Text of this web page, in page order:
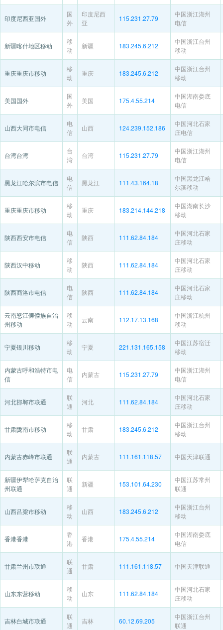
印度尼西亚国外
国
外
印度尼西
亚
115.231.27.79
中国浙江湖州
电信
新疆喀什地区移动
移
动
新疆 183.245.6.212
中国浙江台州
移动
重庆重庆市移动
移
动
重庆 183.245.6.212
中国浙江台州
移动
美国国外
国
外
美国 175.4.55.214
中国湖南娄底
电信
山西大同市电信
电
信
山西 124.239.152.186
中国河北石家
庄电信
台湾台湾
台
湾
台湾 115.231.27.79
中国浙江湖州
电信
黑龙江哈尔滨市电信
电
信
黑龙江 111.43.164.18
中国黑龙江哈
尔滨移动
重庆重庆市移动
移
动
重庆 183.214.144.218
中国湖南长沙
移动
陕西西安市电信
电
信
陕西 111.62.84.184
中国河北石家
庄移动
陕西汉中移动
移
动
陕西 111.62.84.184
中国河北石家
庄移动
陕西商洛市电信
电
信
陕西 111.62.84.184
中国河北石家
庄移动
云南怒江傈僳族自治
州移动
移
动
云南 112.17.13.168
中国浙江杭州
移动
宁夏银川移动
移
动
宁夏 221.131.165.158
中国江苏宿迁
移动
内蒙古呼和浩特市电
信
电
信
内蒙古 115.231.27.79
中国浙江湖州
电信
河北邯郸市联通
联
通
河北 111.62.84.184
中国河北石家
庄移动
甘肃陇南市移动
移
动
甘肃 183.245.6.212
中国浙江台州
移动
内蒙古赤峰市联通
联
通
内蒙古 111.161.118.57 中国天津联通
新疆伊犁哈萨克自治
州联通
联
通
新疆 153.101.64.230
中国江苏常州
联通
山西吕梁市移动
移
动
山西 183.245.6.212
中国浙江台州
移动
香港香港
香
港
香港 175.4.55.214
中国湖南娄底
电信
甘肃兰州市联通
联
通
甘肃 111.161.118.57 中国天津联通
山东东营移动
移
动
山东 111.62.84.184
中国河北石家
庄移动
吉林白城市联通
联
通
吉林 60.12.69.205
中国浙江台州
联通